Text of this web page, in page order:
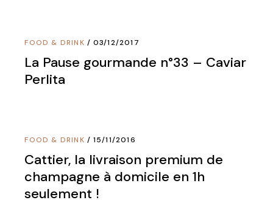
FOOD & DRINK 03/12/2017
La Pause gourmande n°33 – Caviar
Perlita
FOOD & DRINK 15/11/2016
Cattier, la livraison premium de
champagne à domicile en 1h
seulement !